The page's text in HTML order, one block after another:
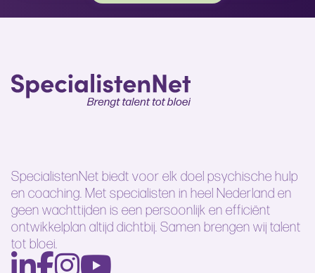
SpecialistenNet biedt voor elk doel psychische hulp
en coaching. Met specialisten in heel Nederland en
geen wachttijden is een persoonlijk en efficiënt
ontwikkelplan altijd dichtbij. Samen brengen wij talent
tot bloei.